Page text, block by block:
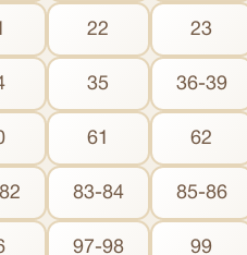
22 23
35 36-39
61 62
83-84 85-86
97-98 99